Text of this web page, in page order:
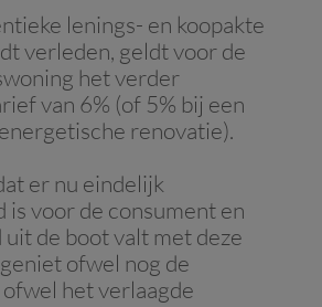
lenings- en koopakte
verleden, geldt voor de
het verder
van 6% (of 5% bij een
renovatie).
er nu eindelijk
is voor de consument en
uit de boot valt met deze
ofwel nog de
het verlaagde